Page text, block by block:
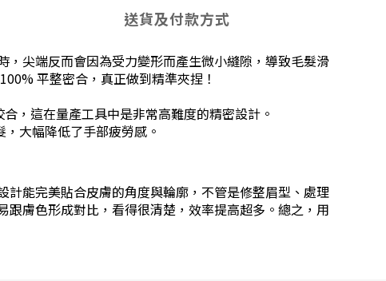
送貨及付款方式
，尖端反而會因為受力變形而產生微小縫隙，導致毛髮滑
平整密合，真正做到精準夾捏！
，這在量產工具中是非常高難度的精密設計。
大幅降低了手部疲勞感。
能完美貼合皮膚的角度與輪廓，不管是修整眉型、處理
膚色形成對比，看得很清楚，效率提高超多。總之，用